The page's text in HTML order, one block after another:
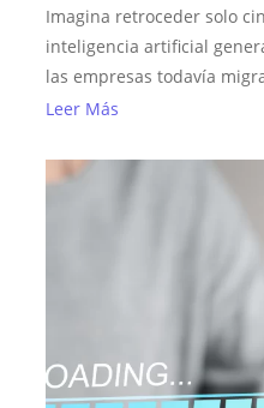
Imagina retroceder solo
inteligencia artificial
las empresas todavía
Leer Más